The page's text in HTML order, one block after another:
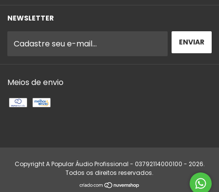
NEWSLETTER
Meios de envio
Copyright A Popular Áudio Profissional - 03792114000100 - 2026.
Todos os direitos reservados.